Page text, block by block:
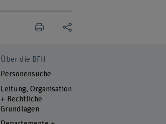
Über die BFH
Personensuche
Leitung, Organisation
+ Rechtliche
Grundlagen